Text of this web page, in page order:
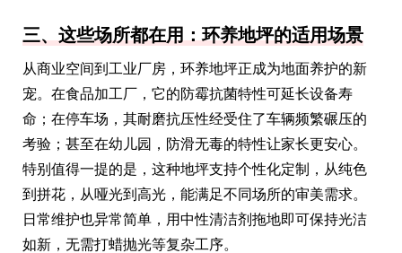
三、这些场所都在用：环养地坪的适用场景
从商业空间到工业厂房，环养地坪正成为地面养护的新
宠。在食品加工厂，它的防霉抗菌特性可延长设备寿
命；在停车场，其耐磨抗压性经受住了车辆频繁碾压的
考验；甚至在幼儿园，防滑无毒的特性让家长更安心。
特别值得一提的是，这种地坪支持个性化定制，从纯色
到拼花，从哑光到高光，能满足不同场所的审美需求。
日常维护也异常简单，用中性清洁剂拖地即可保持光洁
如新，无需打蜡抛光等复杂工序。